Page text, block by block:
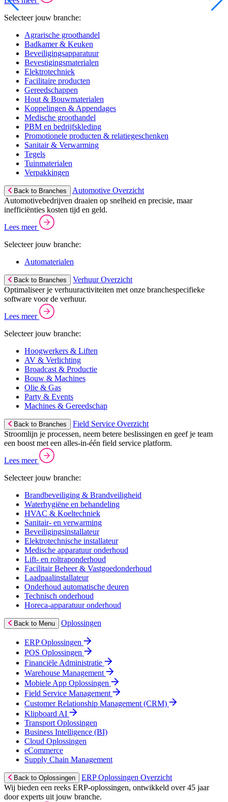
Selecteer jouw branche:
Agrarische groothandel
Badkamer & Keuken
Beveiligingsapparatuur
Bevestigingsmaterialen
Elektrotechniek
Facilitaire producten
Gereedschappen
Hout & Bouwmaterialen
Koppelingen & Appendages
Medische groothandel
PBM en bedrijfskleding
Promotionele producten & relatiegeschenken
Sanitair & Verwarming
Tegels
Tuinmaterialen
Verpakkingen
Back to Branches
Automotive Overzicht
Automotivebedrijven draaien op snelheid en precisie, maar
inefficiënties kosten tijd en geld.
Lees meer
Selecteer jouw branche:
Automaterialen
Back to Branches
Verhuur Overzicht
Optimaliseer je verhuuractiviteiten met onze branchespecifieke
software voor de verhuur.
Lees meer
Selecteer jouw branche:
Hoogwerkers & Liften
AV & Verlichting
Broadcast & Productie
Bouw & Machines
Olie & Gas
Party & Events
Machines & Gereedschap
Back to Branches
Field Service Overzicht
Stroomlijn je processen, neem betere beslissingen en geef je team
een boost met een alles-in-één field service platform.
Lees meer
Selecteer jouw branche:
Brandbeveiliging & Brandveiligheid
Waterhygiëne en behandeling
HVAC & Koeltechniek
Sanitair- en verwarming
Beveiligingsinstallateur
Elektrotechnische installateur
Medische apparatuur onderhoud
Lift- en roltraponderhoud
Facilitair Beheer & Vastgoedonderhoud
Laadpaalinstallateur
Onderhoud automatische deuren
Technisch onderhoud
Horeca-apparatuur onderhoud
Back to Menu Oplossingen
ERP Oplossingen
POS Oplossingen
Financiële Administratie
Warehouse Management
Mobiele App Oplossingen
Field Service Management
Customer Relationship Management (CRM)
Klipboard AI
Transport Oplossingen
Business Intelligence (BI)
Cloud Oplossingen
eCommerce
Supply Chain Management
Back to Oplossingen
ERP Oplossingen Overzicht
Wij bieden een reeks ERP-oplossingen, ontwikkeld over 45 jaar
door experts uit jouw branche.